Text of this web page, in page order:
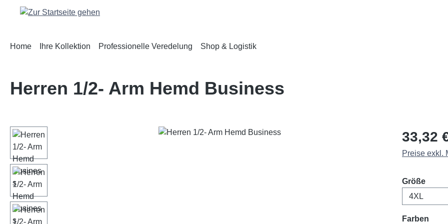
Hauptinhalt springen
Zur Suche springen
Zur Hauptnavigation springen
Home Ihre Kollektion Professionelle Veredelung Shop & Logistik
Herren 1/2- Arm Hemd Business
Bildergalerie überspringen Regulärer
33,32
Preise exkl.
Größe
Farben